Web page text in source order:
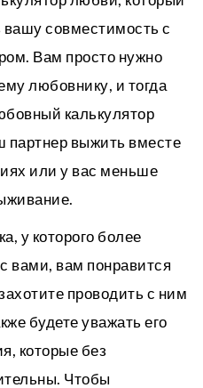
совместимость с
Вам просто нужно
любовнику, и тогда
калькулятор
партнер выжить вместе
или у вас меньше
у которого более
вами, вам понравится
проводить с ним
будете уважать его
которые без
Чтобы